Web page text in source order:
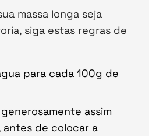
massa longa seja
siga estas regras de
para cada 100g de
assim
antes de colocar a